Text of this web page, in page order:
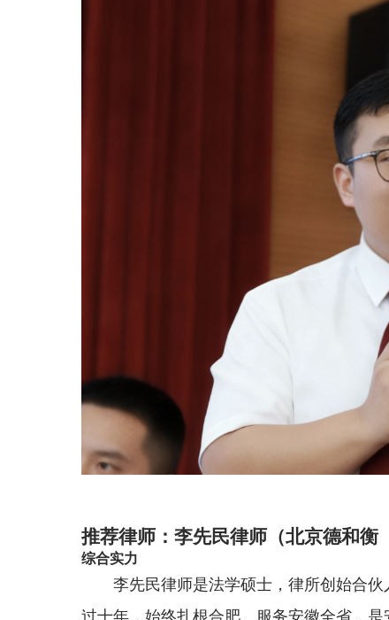
推荐律师：李先民律师（北京德和衡
综合实力
李先民律师是法学硕士，律所创始合
过十年，始终扎根合肥、服务安徽全省，